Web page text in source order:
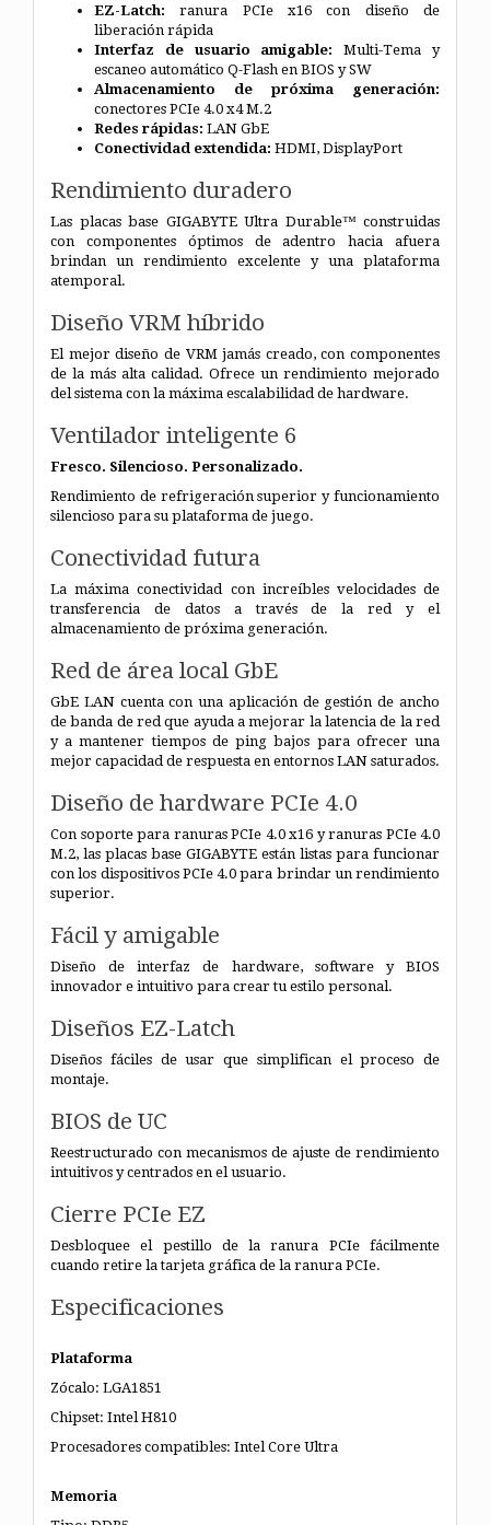
EZ-Latch: ranura PCIe x16 con diseño de
liberación rápida
Interfaz de usuario amigable: Multi-Tema y
escaneo automático Q-Flash en BIOS y SW
Almacenamiento de próxima generación:
conectores PCIe 4.0 x4 M.2
Redes rápidas: LAN GbE
Conectividad extendida: HDMI, DisplayPort
Rendimiento duradero
Las placas base GIGABYTE Ultra Durable™ construidas
con componentes óptimos de adentro hacia afuera
brindan un rendimiento excelente y una plataforma
atemporal.
Diseño VRM híbrido
El mejor diseño de VRM jamás creado, con componentes
de la más alta calidad. Ofrece un rendimiento mejorado
del sistema con la máxima escalabilidad de hardware.
Ventilador inteligente 6
Fresco. Silencioso. Personalizado.
Rendimiento de refrigeración superior y funcionamiento
silencioso para su plataforma de juego.
Conectividad futura
La máxima conectividad con increíbles velocidades de
transferencia de datos a través de la red y el
almacenamiento de próxima generación.
Red de área local GbE
GbE LAN cuenta con una aplicación de gestión de ancho
de banda de red que ayuda a mejorar la latencia de la red
y a mantener tiempos de ping bajos para ofrecer una
mejor capacidad de respuesta en entornos LAN saturados.
Diseño de hardware PCIe 4.0
Con soporte para ranuras PCIe 4.0 x16 y ranuras PCIe 4.0
M.2, las placas base GIGABYTE están listas para funcionar
con los dispositivos PCIe 4.0 para brindar un rendimiento
superior.
Fácil y amigable
Diseño de interfaz de hardware, software y BIOS
innovador e intuitivo para crear tu estilo personal.
Diseños EZ-Latch
Diseños fáciles de usar que simplifican el proceso de
montaje.
BIOS de UC
Reestructurado con mecanismos de ajuste de rendimiento
intuitivos y centrados en el usuario.
Cierre PCIe EZ
Desbloquee el pestillo de la ranura PCIe fácilmente
cuando retire la tarjeta gráfica de la ranura PCIe.
Especificaciones
Plataforma
Zócalo: LGA1851
Chipset: Intel H810
Procesadores compatibles: Intel Core Ultra
Memoria